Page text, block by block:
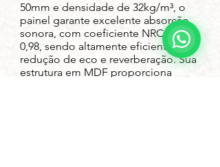
50mm e densidade de 32kg/m³, o
painel garante excelente absorção
sonora, com coeficiente NRC de
0,98, sendo altamente eficiente na
redução de eco e reverberação. Sua
estrutura em MDF proporciona